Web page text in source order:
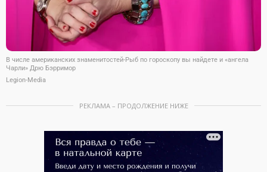
В числе американских знаменитостей-Рыб по гороскопу вы найдете и «ангела
Чарли» Дрю Бэрримор
Legion-Media
РЕКЛАМА – ПРОДОЛЖЕНИЕ НИЖЕ